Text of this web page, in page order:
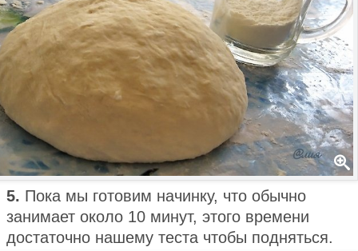
5. Пока мы готовим начинку, что обычно
занимает около 10 минут, этого времени
достаточно нашему теста чтобы подняться.